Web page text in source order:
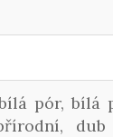
pór, bílá